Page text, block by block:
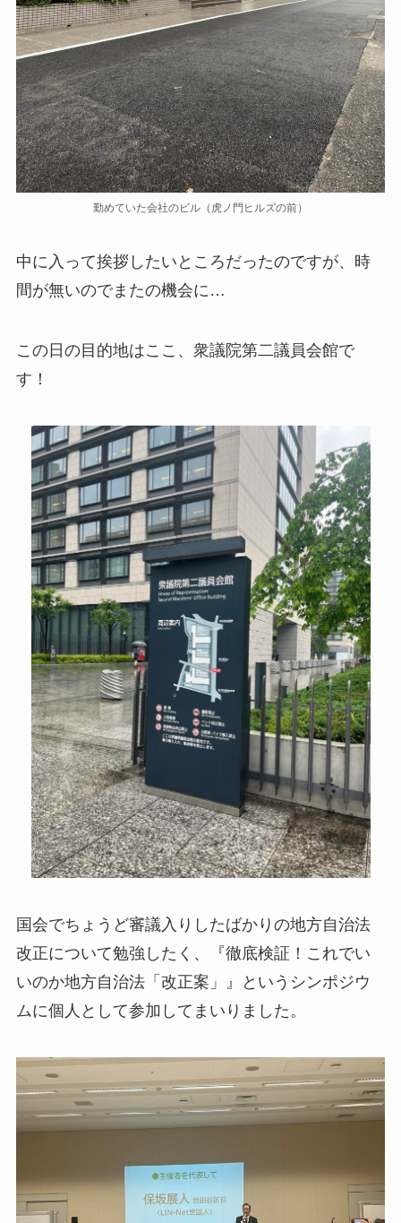
勤めていた会社のビル（虎ノ門ヒルズの前）
中に入って挨拶したいところだったのですが、時
間が無いのでまたの機会に…
この日の目的地はここ、衆議院第二議員会館で
す！
国会でちょうど審議入りしたばかりの地方自治法
改正について勉強したく、『徹底検証！これでい
いのか地方自治法「改正案」』というシンポジウ
ムに個人として参加してまいりました。